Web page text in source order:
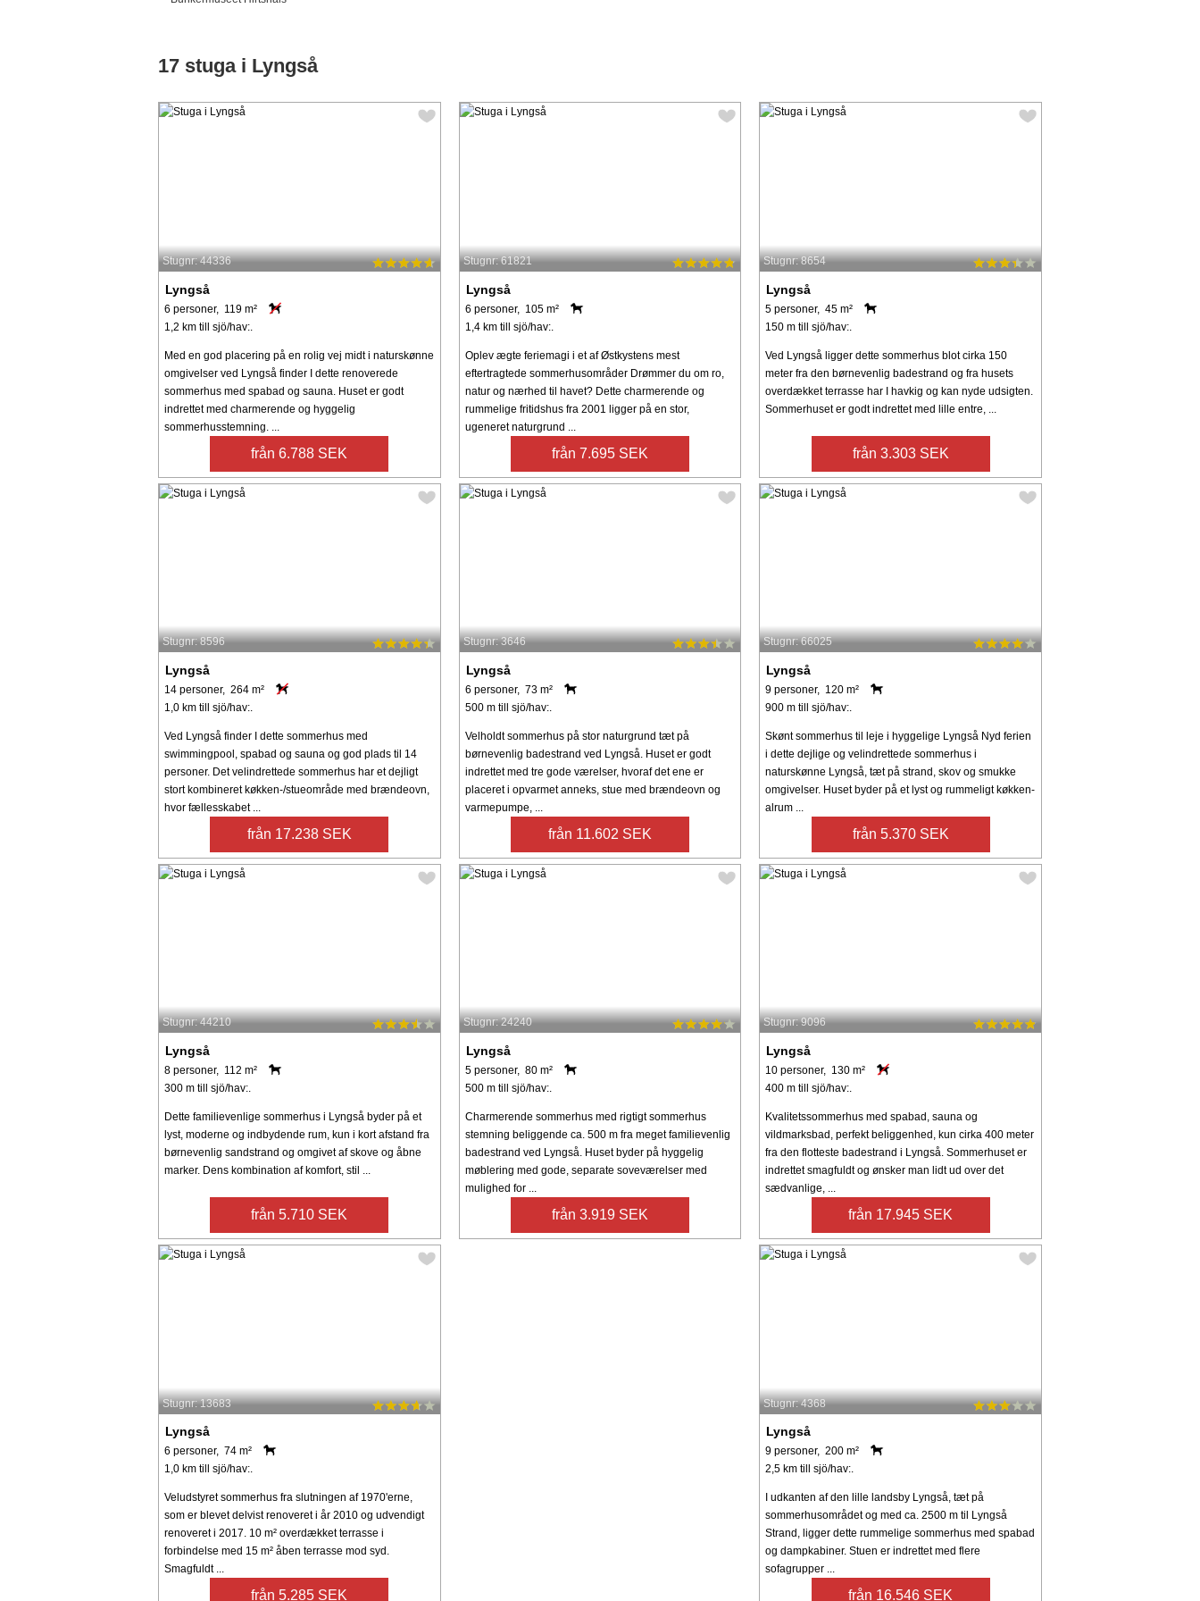
17 stuga i Lyngså
Stugnr: 44336
Lyngså
6 personer, 119 m²
1,2 km till sjö/hav:.
Med en god placering på en rolig vej midt i naturskønne
omgivelser ved Lyngså finder I dette renoverede
sommerhus med spabad og sauna. Huset er godt
indrettet med charmerende og hyggelig
sommerhusstemning. ...
från 6.788 SEK
Stugnr: 61821
Lyngså
6 personer, 105 m²
1,4 km till sjö/hav:.
Oplev ægte feriemagi i et af Østkystens mest
eftertragtede sommerhusområder Drømmer du om ro,
natur og nærhed til havet? Dette charmerende og
rummelige fritidshus fra 2001 ligger på en stor,
ugeneret naturgrund ...
från 7.695 SEK
Stugnr: 8654
Lyngså
5 personer, 45 m²
150 m till sjö/hav:.
Ved Lyngså ligger dette sommerhus blot cirka 150
meter fra den børnevenlig badestrand og fra husets
overdækket terrasse har I havkig og kan nyde udsigten.
Sommerhuset er godt indrettet med lille entre, ...
från 3.303 SEK
Stugnr: 8596
Lyngså
14 personer, 264 m²
1,0 km till sjö/hav:.
Ved Lyngså finder I dette sommerhus med
swimmingpool, spabad og sauna og god plads til 14
personer. Det velindrettede sommerhus har et dejligt
stort kombineret køkken-/stueområde med brændeovn,
hvor fællesskabet ...
från 17.238 SEK
Stugnr: 3646
Lyngså
6 personer, 73 m²
500 m till sjö/hav:.
Velholdt sommerhus på stor naturgrund tæt på
børnevenlig badestrand ved Lyngså. Huset er godt
indrettet med tre gode værelser, hvoraf det ene er
placeret i opvarmet anneks, stue med brændeovn og
varmepumpe, ...
från 11.602 SEK
Stugnr: 66025
Lyngså
9 personer, 120 m²
900 m till sjö/hav:.
Skønt sommerhus til leje i hyggelige Lyngså Nyd ferien
i dette dejlige og velindrettede sommerhus i
naturskønne Lyngså, tæt på strand, skov og smukke
omgivelser. Huset byder på et lyst og rummeligt køkken-
alrum ...
från 5.370 SEK
Stugnr: 44210
Lyngså
8 personer, 112 m²
300 m till sjö/hav:.
Dette familievenlige sommerhus i Lyngså byder på et
lyst, moderne og indbydende rum, kun i kort afstand fra
børnevenlig sandstrand og omgivet af skove og åbne
marker. Dens kombination af komfort, stil ...
från 5.710 SEK
Stugnr: 24240
Lyngså
5 personer, 80 m²
500 m till sjö/hav:.
Charmerende sommerhus med rigtigt sommerhus
stemning beliggende ca. 500 m fra meget familievenlig
badestrand ved Lyngså. Huset byder på hyggelig
møblering med gode, separate soveværelser med
mulighed for ...
från 3.919 SEK
Stugnr: 9096
Lyngså
10 personer, 130 m²
400 m till sjö/hav:.
Kvalitetssommerhus med spabad, sauna og
vildmarksbad, perfekt beliggenhed, kun cirka 400 meter
fra den flotteste badestrand i Lyngså. Sommerhuset er
indrettet smagfuldt og ønsker man lidt ud over det
sædvanlige, ...
från 17.945 SEK
Stugnr: 13683
Lyngså
6 personer, 74 m²
1,0 km till sjö/hav:.
Veludstyret sommerhus fra slutningen af 1970'erne,
som er blevet delvist renoveret i år 2010 og udvendigt
renoveret i 2017. 10 m² overdækket terrasse i
forbindelse med 15 m² åben terrasse mod syd.
Smagfuldt ...
från 5.285 SEK
Stugnr: 4368
Lyngså
9 personer, 200 m²
2,5 km till sjö/hav:.
I udkanten af den lille landsby Lyngså, tæt på
sommerhusområdet og med ca. 2500 m til Lyngså
Strand, ligger dette rummelige sommerhus med spabad
og dampkabiner. Stuen er indrettet med flere
sofagrupper ...
från 16.546 SEK